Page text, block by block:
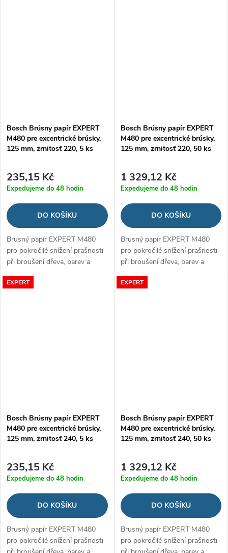
Bosch Brúsny papír EXPERT
M480 pre excentrické brúsky,
125 mm, zrnitosť 220, 5 ks
235,15 Kč
Expedujeme do 48 hodin
DO KOŠÍKU
Brusný papír EXPERT M480
pro pokročilé snížení prašnosti
při broušení dřeva, barev a
sádrokartonu
Bosch Brúsny papír EXPERT
M480 pre excentrické brúsky,
125 mm, zrnitosť 220, 50 ks
1 329,12 Kč
Expedujeme do 48 hodin
DO KOŠÍKU
Brusný papír EXPERT M480
pro pokročilé snížení prašnosti
při broušení dřeva, barev a
sádrokartonu
EXPERT
Bosch Brúsny papír EXPERT
M480 pre excentrické brúsky,
125 mm, zrnitosť 240, 5 ks
235,15 Kč
Expedujeme do 48 hodin
DO KOŠÍKU
Brusný papír EXPERT M480
pro pokročilé snížení prašnosti
EXPERT
Bosch Brúsny papír EXPERT
M480 pre excentrické brúsky,
125 mm, zrnitosť 240, 50 ks
1 329,12 Kč
Expedujeme do 48 hodin
DO KOŠÍKU
Brusný papír EXPERT M480
pro pokročilé snížení prašnosti